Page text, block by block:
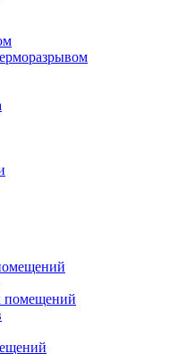
помещений